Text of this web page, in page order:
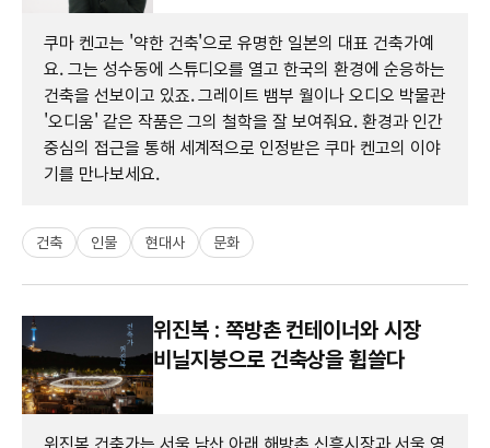
쿠마 켄고는 '약한 건축'으로 유명한 일본의 대표 건축가예
요. 그는 성수동에 스튜디오를 열고 한국의 환경에 순응하는
건축을 선보이고 있죠. 그레이트 뱀부 월이나 오디오 박물관
'오디움' 같은 작품은 그의 철학을 잘 보여줘요. 환경과 인간
중심의 접근을 통해 세계적으로 인정받은 쿠마 켄고의 이야
기를 만나보세요.
건축 인물 현대사 문화
위진복 : 쪽방촌 컨테이너와 시장
비닐지붕으로 건축상을 휩쓸다
위진복 건축가는 서울 남산 아래 해방촌 신흥시장과 서울 영